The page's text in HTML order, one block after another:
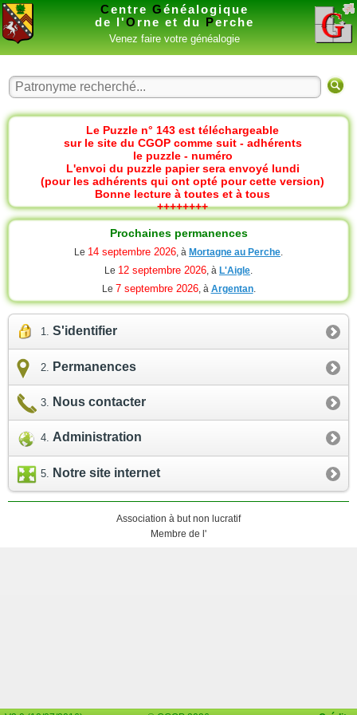
Centre Généalogique
de l'O rne et du Perche
Venez faire votre généalogie
Le Puzzle n° 143 est téléchargeable
sur le site du CGOP comme suit - adhérents
le puzzle - numéro
L'envoi du puzzle papier sera envoyé lundi
(pour les adhérents qui ont opté pour cette version)
Bonne lecture à toutes et à tous
++++++++
Prochaines permanences
Le 14 septembre 2026, à Mortagne au Perche.
Le 12 septembre 2026, à L'Aigle.
Le 7 septembre 2026, à Argentan.
S'identifier
Permanences
Nous contacter
Administration
Notre site internet
Association à but non lucratif
Membre de l'